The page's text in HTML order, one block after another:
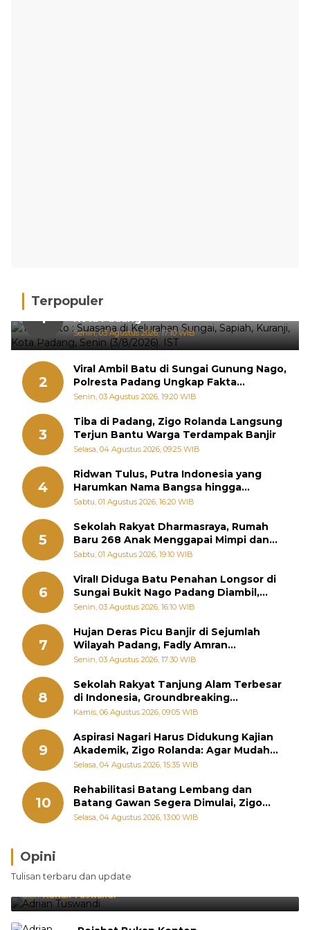
Terpopuler
1
Hujan Deras, 15 Titik Banjir Terdeteksi di
Kota Padang
Senin, 03 Agustus 2026, 17:10 WIB
2
Viral Ambil Batu di Sungai Gunung Nago,
Polresta Padang Ungkap Fakta
Sebenarnya
Senin, 03 Agustus 2026, 19:20 WIB
3
Tiba di Padang, Zigo Rolanda Langsung
Terjun Bantu Warga Terdampak Banjir
Selasa, 04 Agustus 2026, 09:25 WIB
4
Ridwan Tulus, Putra Indonesia yang
Harumkan Nama Bangsa hingga
Diabadikan dalam Buku Jepang
Sabtu, 01 Agustus 2026, 16:20 WIB
5
Sekolah Rakyat Dharmasraya, Rumah
Baru 268 Anak Menggapai Mimpi dan
Memutus Rantai Kemiskinan
Sabtu, 01 Agustus 2026, 19:10 WIB
6
Viral! Diduga Batu Penahan Longsor di
Sungai Bukit Nago Padang Diambil,
Warga Khawatir Bencana Terulang
Senin, 03 Agustus 2026, 16:10 WIB
7
Hujan Deras Picu Banjir di Sejumlah
Wilayah Padang, Fadly Amran
Perintahkan OPD Siaga
Senin, 03 Agustus 2026, 17:30 WIB
8
Sekolah Rakyat Tanjung Alam Terbesar
di Indonesia, Groundbreaking
September
Kamis, 06 Agustus 2026, 09:05 WIB
9
Aspirasi Nagari Harus Didukung Kajian
Akademik, Zigo Rolanda: Agar Mudah
Diperjuangkan di Kementerian
Selasa, 04 Agustus 2026, 15:35 WIB
10
Rehabilitasi Batang Lembang dan
Batang Gawan Segera Dimulai, Zigo
Rolanda Pastikan Proyek Berjalan
Selasa, 04 Agustus 2026, 13:00 WIB
Opini
Tulisan terbaru dan update
Brasil Lebih Diunggulkan, tetapi Jepang Selalu
Punya Cara Membuat Kejutan
Oleh:Adrian Tuswandi